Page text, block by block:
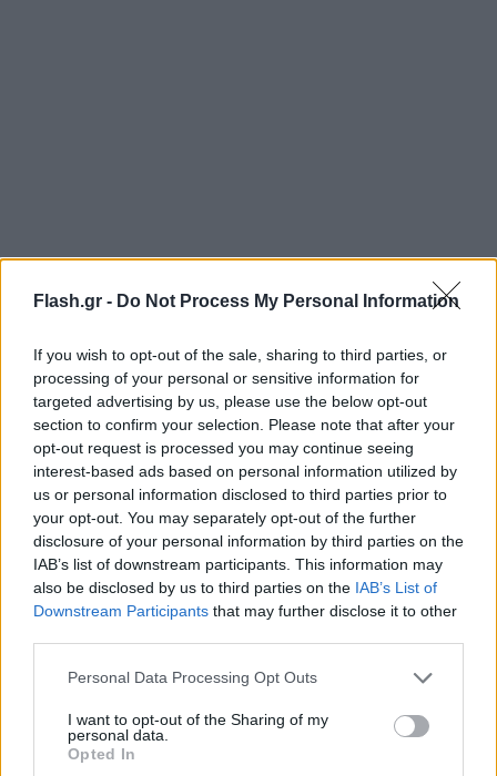
Flash.gr - Do Not Process My Personal Information
If you wish to opt-out of the sale, sharing to third parties, or
processing of your personal or sensitive information for
targeted advertising by us, please use the below opt-out
section to confirm your selection. Please note that after your
opt-out request is processed you may continue seeing
interest-based ads based on personal information utilized by
us or personal information disclosed to third parties prior to
your opt-out. You may separately opt-out of the further
disclosure of your personal information by third parties on the
IAB’s list of downstream participants. This information may
also be disclosed by us to third parties on the IAB’s List of
Downstream Participants that may further disclose it to other
Please note that this website/app uses one or more Google
not limited to your visit or usage behaviour. You may click to
grant or deny consent to Google and its third-party tags to
use your data for below specified purposes in below Google
Personal Data Processing Opt Outs
I want to opt-out of the Sharing of my
personal data.
Opted In
Δείτε το βίντεο: